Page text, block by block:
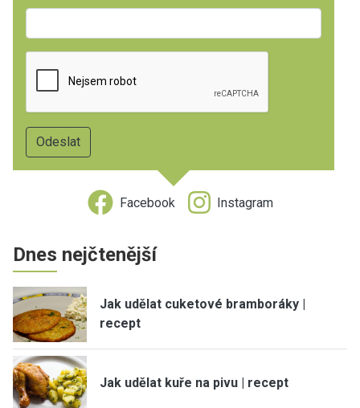
Facebook Instagram
Dnes nejčtenější
Jak udělat cuketové bramboráky |
recept
Jak udělat kuře na pivu | recept